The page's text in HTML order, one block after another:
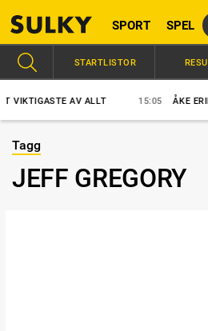
SPORT SPEL
AV ALLT 15:05 ÅKE
STARTLISTOR
Tagg
JEFF GREGORY